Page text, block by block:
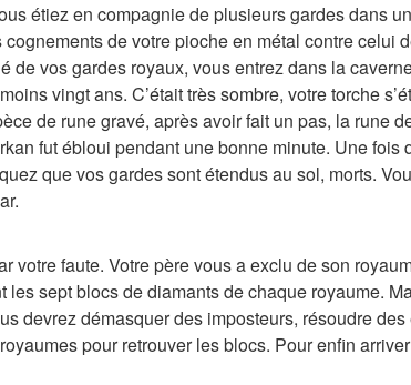
étiez en compagnie de plusieurs gardes dans
de votre pioche en métal contre celui
de vos gardes royaux, vous entrez dans la
vingt ans. C’était très sombre, votre torche
de rune gravé, après avoir fait un pas, la rune
fut ébloui pendant une bonne minute. Une fois
que vos gardes sont étendus au sol, morts.
votre faute. Votre père vous a exclu de son
les sept blocs de diamants de chaque royaume.
devrez démasquer des imposteurs, résoudre
pour retrouver les blocs. Pour enfin